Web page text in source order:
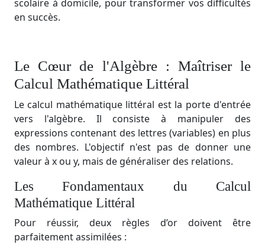
scolaire à domicile, pour transformer vos difficultés
en succès.
Le Cœur de l'Algèbre : Maîtriser le
Calcul Mathématique Littéral
Le calcul mathématique littéral est la porte d'entrée
vers l'algèbre. Il consiste à manipuler des
expressions contenant des lettres (variables) en plus
des nombres. L'objectif n'est pas de donner une
valeur à x ou y, mais de généraliser des relations.
Les Fondamentaux du Calcul
Mathématique Littéral
Pour réussir, deux règles d’or doivent être
parfaitement assimilées :